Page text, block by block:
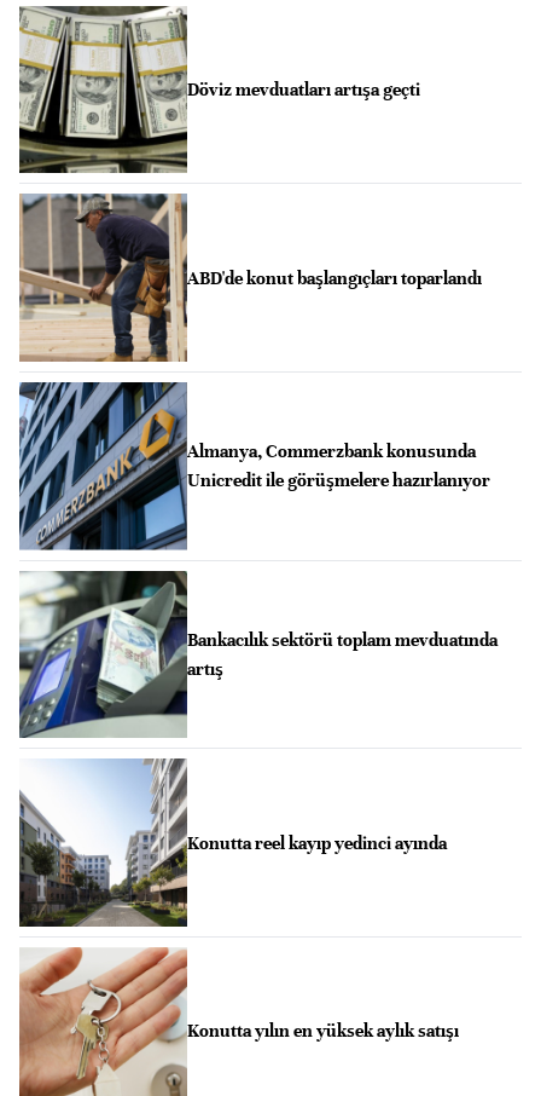
Döviz mevduatları artışa geçti
ABD'de konut başlangıçları toparlandı
Almanya, Commerzbank konusunda
Unicredit ile görüşmelere hazırlanıyor
Bankacılık sektörü toplam mevduatında
artış
Konutta reel kayıp yedinci ayında
Konutta yılın en yüksek aylık satışı